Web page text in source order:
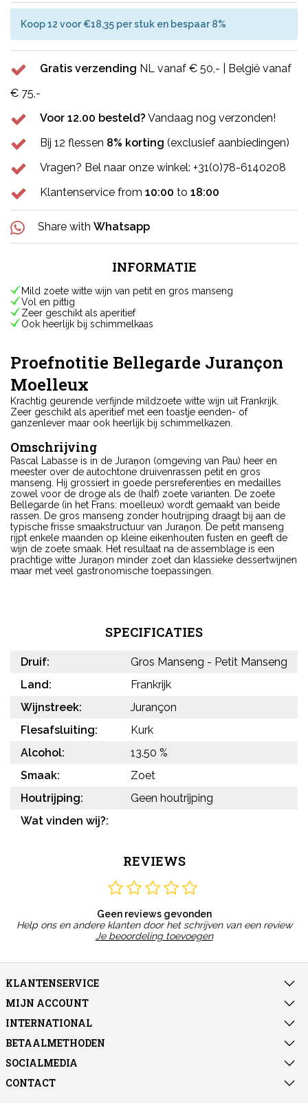
Koop 12 voor €18,35 per stuk en bespaar 8%
Gratis verzending NL vanaf € 50,- | België vanaf
€ 75,-
Voor 12.00 besteld? Vandaag nog verzonden!
Bij 12 flessen 8% korting (exclusief aanbiedingen)
Vragen? Bel naar onze winkel: +31(0)78-6140208
Klantenservice from 10:00 to 18:00
Share with Whatsapp
INFORMATIE
Mild zoete witte wijn van petit en gros manseng
Vol en pittig
Zeer geschikt als aperitief
Ook heerlijk bij schimmelkaas
Proefnotitie Bellegarde Jurançon
Moelleux
Krachtig geurende verfijnde mildzoete witte wijn uit Frankrijk.
Zeer geschikt als aperitief met een toastje eenden- of
ganzenlever maar ook heerlijk bij schimmelkazen.
Omschrijving
Pascal Labasse is in de Juran̤on (omgeving van Pau) heer en
meester over de autochtone druivenrassen petit en gros
manseng. Hij grossiert in goede persreferenties en medailles
zowel voor de droge als de (half) zoete varianten. De zoete
Bellegarde (in het Frans: moelleux) wordt gemaakt van beide
rassen. De gros manseng zonder houtrijping draagt bij aan de
typische frisse smaakstructuur van Juran̤on. De petit manseng
rijpt enkele maanden op kleine eikenhouten fusten en geeft de
wijn de zoete smaak. Het resultaat na de assemblage is een
prachtige witte Juran̤on minder zoet dan klassieke dessertwijnen
maar met veel gastronomische toepassingen.
SPECIFICATIES
Druif:
Gros Manseng - Petit Manseng
Land:
Frankrijk
Wijnstreek:
Jurançon
Flesafsluiting:
Kurk
Alcohol:
13.50 %
Smaak:
Zoet
Houtrijping:
Geen houtrijping
Wat vinden wij?:
REVIEWS
Geen reviews gevonden
Help ons en andere klanten door het schrijven van een review
Je beoordeling toevoegen
KLANTENSERVICE
MIJN ACCOUNT
INTERNATIONAL
BETAALMETHODEN
SOCIALMEDIA
CONTACT